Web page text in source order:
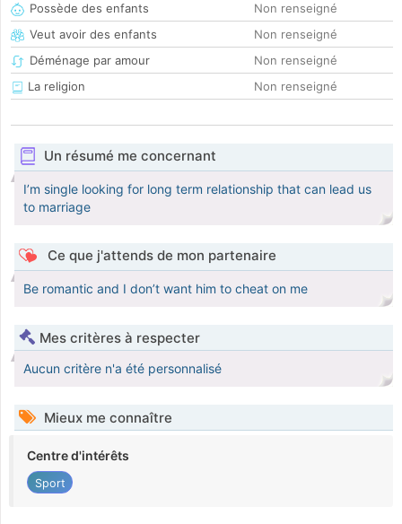
Possède des enfants
Non renseigné
Veut avoir des enfants
Non renseigné
Déménage par amour
Non renseigné
La religion
Non renseigné
Un résumé me concernant
I’m single looking for long term relationship that can lead us
to marriage
Ce que j'attends de mon partenaire
Be romantic and I don’t want him to cheat on me
Mes critères à respecter
Aucun critère n'a été personnalisé
Mieux me connaître
Centre d'intérêts
Sport